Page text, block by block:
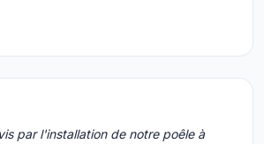
par l'installation de notre poêle à